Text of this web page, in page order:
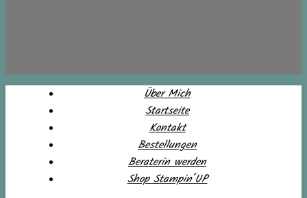
Über Mich
Startseite
Kontakt
Bestellungen
Beraterin werden
Shop Stampin´UP